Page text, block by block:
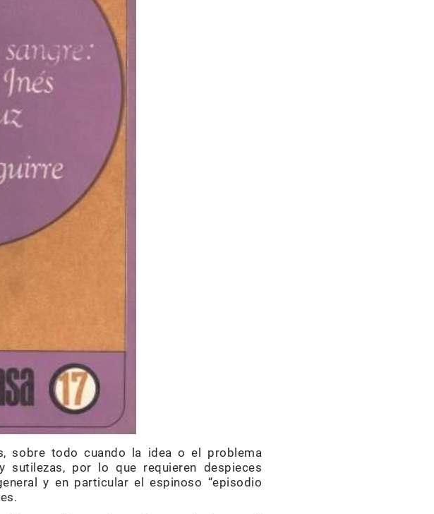
sobre todo cuando la idea o el problema
por lo que requieren despieces
y en particular el espinoso “episodio